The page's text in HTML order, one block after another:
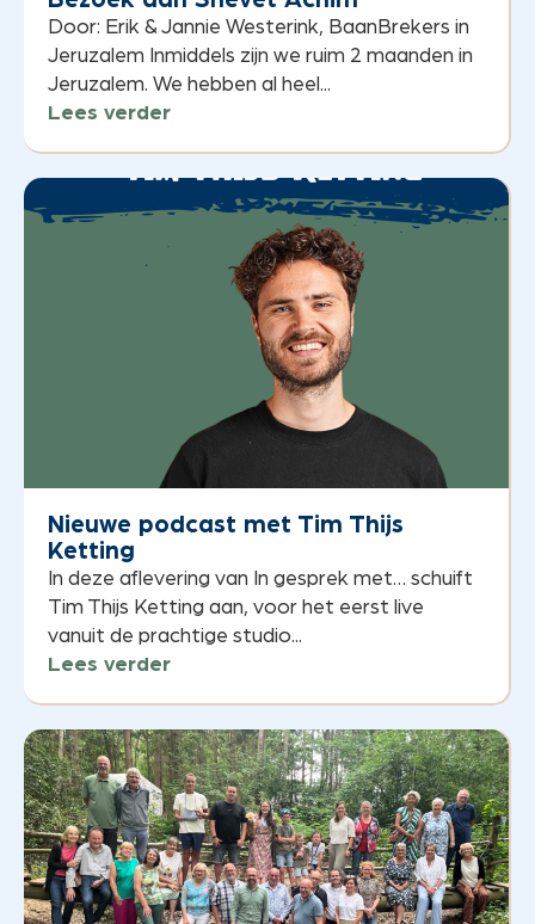
Door: Erik & Jannie Westerink, BaanBrekers in
Jeruzalem Inmiddels zijn we ruim 2 maanden in
Jeruzalem. We hebben al heel...
Lees verder
Nieuwe podcast met Tim Thijs
Ketting
In deze aflevering van In gesprek met… schuift
Tim Thijs Ketting aan, voor het eerst live
vanuit de prachtige studio...
Lees verder